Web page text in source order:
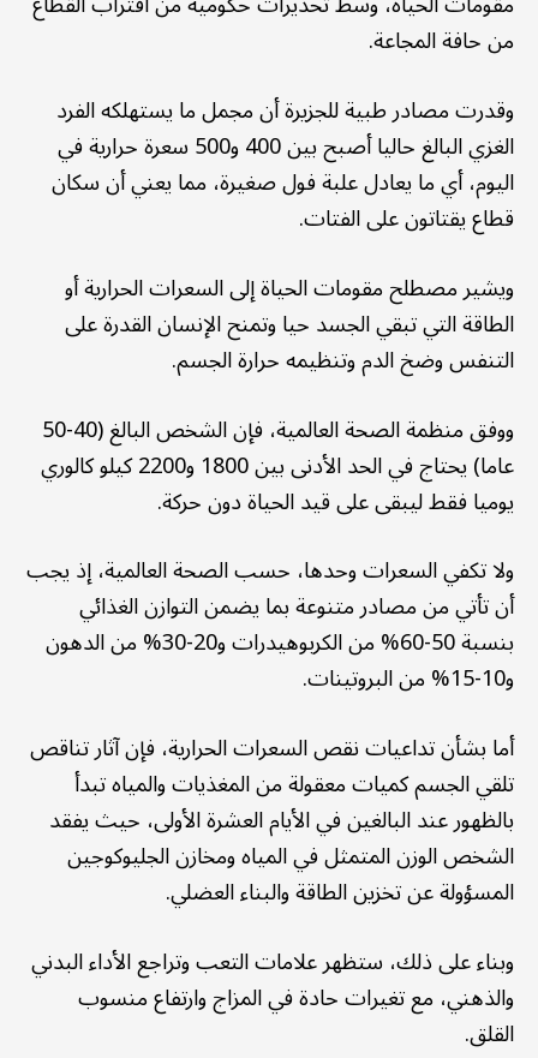
من حافة المجاعة.
وقدرت مصادر طبية للجزيرة أن مجمل ما يستهلكه الفرد
الغزي البالغ حاليا أصبح بين 400 و500 سعرة حرارية في
اليوم، أي ما يعادل علبة فول صغيرة، مما يعني أن سكان
قطاع يقتاتون على الفتات.
ويشير مصطلح مقومات الحياة إلى السعرات الحرارية أو
الطاقة التي تبقي الجسد حيا وتمنح الإنسان القدرة على
التنفس وضخ الدم وتنظيمه حرارة الجسم.
ووفق منظمة الصحة العالمية، فإن الشخص البالغ (40-50
عاما) يحتاج في الحد الأدنى بين 1800 و2200 كيلو كالوري
يوميا فقط ليبقى على قيد الحياة دون حركة.
ولا تكفي السعرات وحدها، حسب الصحة العالمية، إذ يجب
أن تأتي من مصادر متنوعة بما يضمن التوازن الغذائي
بنسبة 50-60% من الكربوهيدرات و20-30% من الدهون
و10-15% من البروتينات.
أما بشأن تداعيات نقص السعرات الحرارية، فإن آثار تناقص
تلقي الجسم كميات معقولة من المغذيات والمياه تبدأ
بالظهور عند البالغين في الأيام العشرة الأولى، حيث يفقد
الشخص الوزن المتمثل في المياه ومخازن الجليوكوجين
المسؤولة عن تخزين الطاقة والبناء العضلي.
وبناء على ذلك، ستظهر علامات التعب وتراجع الأداء البدني
والذهني، مع تغيرات حادة في المزاج وارتفاع منسوب
القلق.